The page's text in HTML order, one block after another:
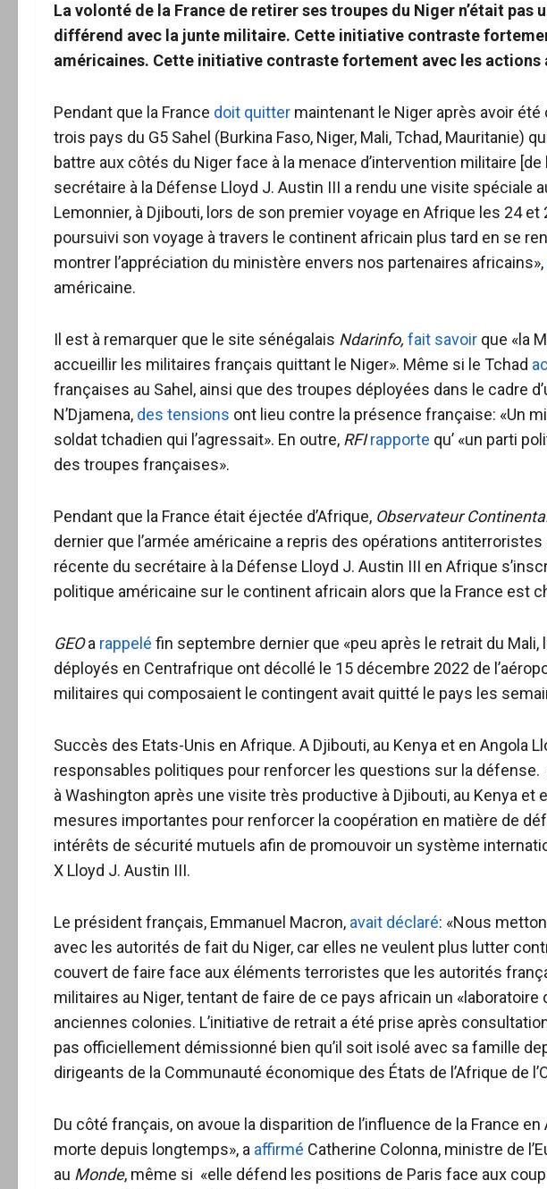
La volonté de la France de retirer ses troupes du Niger n’était pas
différend avec la junte militaire. Cette initiative contraste
américaines. Cette initiative contraste fortement avec les actions
Pendant que la France doit quitter maintenant le Niger après avoir été
trois pays du G5 Sahel (Burkina Faso, Niger, Mali, Tchad, Mauritanie)
battre aux côtés du Niger face à la menace d’intervention militaire [de
secrétaire à la Défense Lloyd J. Austin III a rendu une visite spéciale
Lemonnier, à Djibouti, lors de son premier voyage en Afrique les 24 et
poursuivi son voyage à travers le continent africain plus tard en se
montrer l’appréciation du ministère envers nos partenaires africains»,
américaine.
Il est à remarquer que le site sénégalais Ndarinfo, fait savoir que «la
accueillir les militaires français quittant le Niger». Même si le Tchad
françaises au Sahel, ainsi que des troupes déployées dans le cadre
N’Djamena, des tensions ont lieu contre la présence française: «Un
soldat tchadien qui l’agressait». En outre, RFI rapporte qu’ «un parti
des troupes françaises».
Pendant que la France était éjectée d’Afrique, Observateur
dernier que l’armée américaine a repris des opérations
récente du secrétaire à la Défense Lloyd J. Austin III en Afrique
politique américaine sur le continent africain alors que la France est
GEOa rappelé fin septembre dernier que «peu après le retrait du
déployés en Centrafrique ont décollé le 15 décembre 2022 de
militaires qui composaient le contingent avait quitté le pays les
Succès des Etats-Unis en Afrique. A Djibouti, au Kenya et en Angola
responsables politiques pour renforcer les questions sur la défense.
à Washington après une visite très productive à Djibouti, au Kenya et
mesures importantes pour renforcer la coopération en matière de
intérêts de sécurité mutuels afin de promouvoir un système
X Lloyd J. Austin III.
Le président français, Emmanuel Macron, avait déclaré: «Nous
avec les autorités de fait du Niger, car elles ne veulent plus lutter
couvert de faire face aux éléments terroristes que les autorités
militaires au Niger, tentant de faire de ce pays africain un «laboratoire
anciennes colonies. L’initiative de retrait a été prise après
pas officiellement démissionné bien qu’il soit isolé avec sa famille
dirigeants de la Communauté économique des États de l’Afrique de
Du côté français, on avoue la disparition de l’influence de la France
morte depuis longtemps», a affirmé Catherine Colonna, ministre de
au Monde, même si «elle défend les positions de Paris face aux